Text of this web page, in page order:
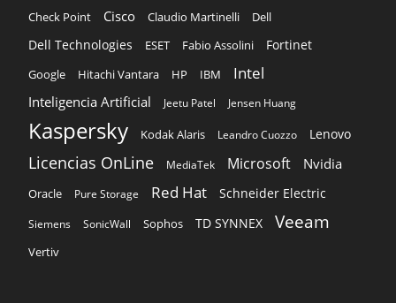
Check Point
Cisco Claudio Martinelli Dell
Dell Technologies ESET Fabio Assolini Fortinet
Google Hitachi Vantara HP IBM Intel
Inteligencia Artificial Jeetu Patel Jensen Huang
Kaspersky Kodak Alaris Leandro Cuozzo Lenovo
Licencias OnLine MediaTek Microsoft Nvidia
Oracle Pure Storage Red Hat Schneider Electric
Siemens SonicWall Sophos TD SYNNEX Veeam
Vertiv